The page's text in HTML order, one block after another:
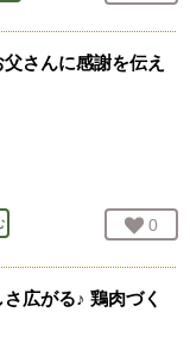
さんに感謝を伝え
お気
0
広がる♪ 鶏肉づく